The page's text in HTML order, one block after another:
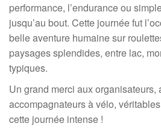
performance, l’endurance ou
jusqu’au bout. Cette journée fut
belle aventure humaine sur
paysages splendides, entre lac,
typiques.
Un grand merci aux
accompagnateurs à vélo,
cette journée intense !